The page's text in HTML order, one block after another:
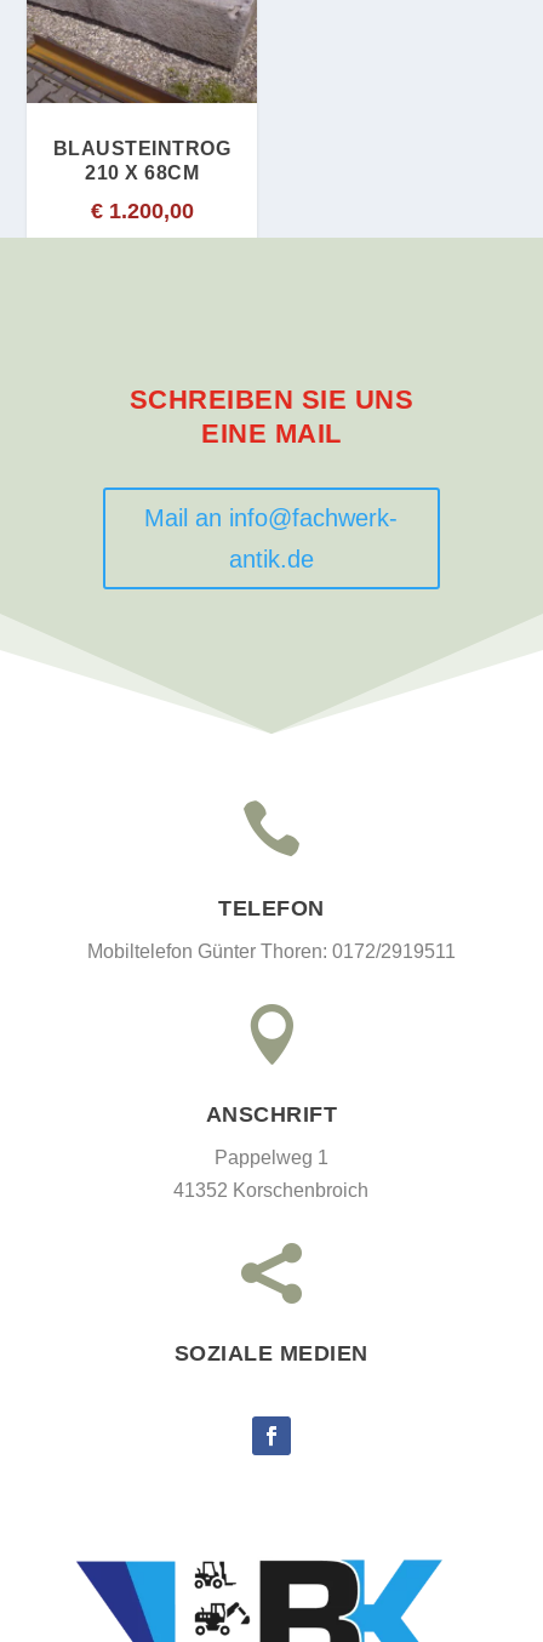
BLAUSTEINTROG
210 X 68CM
€1.200,00
SCHREIBEN SIE UNS
EINE MAIL
Mail an info@fachwerk-
antik.de

TELEFON
Mobiltelefon Günter Thoren: 0172/2919511

ANSCHRIFT
Pappelweg 1
41352 Korschenbroich

SOZIALE MEDIEN